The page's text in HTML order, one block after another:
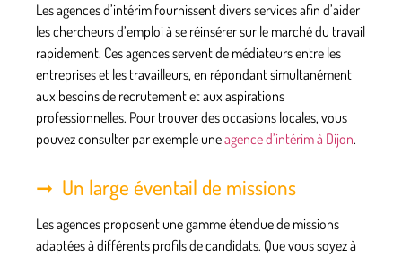
Les agences d’intérim fournissent divers services afin d’aider
les chercheurs d’emploi à se réinsérer sur le marché du travail
rapidement. Ces agences servent de médiateursentre les
entreprises et les travailleurs, en répondant simultanément
aux besoins de recrutementet aux aspirations
professionnelles. Pour trouver des occasions locales, vous
pouvez consulter par exemple uneagence d’intérim à Dijon.
Un large éventail de missions
Les agences proposent une gamme étendue de missions
adaptées à différents profils de candidats. Que vous soyez à